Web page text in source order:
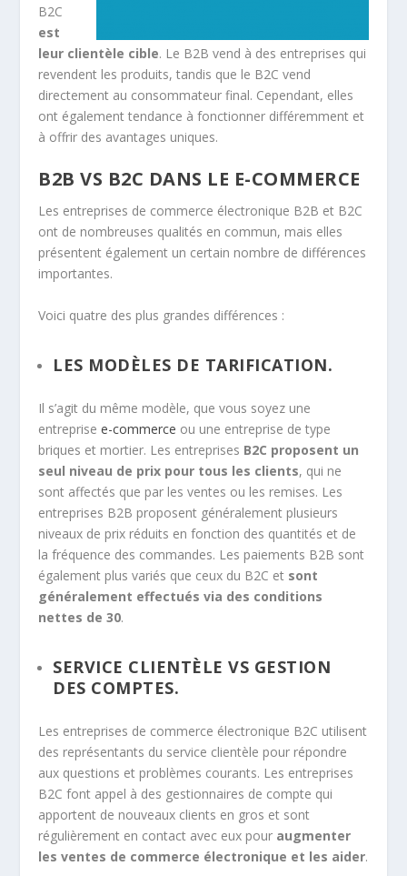
B2C
est
leur clientèle cible. Le B2B vend à des entreprises qui
revendent les produits, tandis que le B2C vend
directement au consommateur final. Cependant, elles
ont également tendance à fonctionner différemment et
à offrir des avantages uniques.
B2B VS B2C DANS LE E-COMMERCE
Les entreprises de commerce électronique B2B et B2C
ont de nombreuses qualités en commun, mais elles
présentent également un certain nombre de différences
importantes.
Voici quatre des plus grandes différences :
LES MODÈLES DE TARIFICATION.
Il s’agit du même modèle, que vous soyez une
entreprisee-commerce ou une entreprise de type
briques et mortier. Les entreprises B2C proposent un
seul niveau de prix pour tous les clients, qui ne
sont affectés que par les ventes ou les remises. Les
entreprises B2B proposent généralement plusieurs
niveaux de prix réduits en fonction des quantités et de
la fréquence des commandes. Les paiements B2B sont
également plus variés que ceux du B2C et sont
généralement effectués via des conditions
nettes de 30.
SERVICE CLIENTÈLE VS GESTION
DES COMPTES.
Les entreprises de commerce électronique B2C utilisent
des représentants du service clientèle pour répondre
aux questions et problèmes courants. Les entreprises
B2C font appel à des gestionnaires de compte qui
apportent de nouveaux clients en gros et sont
régulièrement en contact avec eux pour augmenter
les ventes de commerce électronique et les aider.